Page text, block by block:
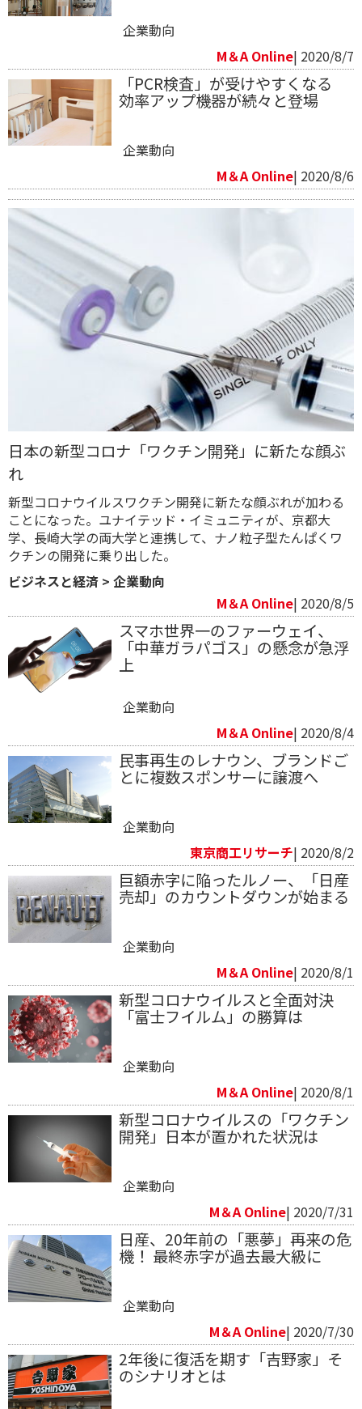
企業動向
M＆A Online| 2020/8/7
「PCR検査」が受けやすくなる
効率アップ機器が続々と登場
企業動向
M＆A Online| 2020/8/6
日本の新型コロナ「ワクチン開発」に新たな顔ぶ
れ
新型コロナウイルスワクチン開発に新たな顔ぶれが加わる
ことになった。ユナイテッド・イミュニティが、京都大
学、長崎大学の両大学と連携して、ナノ粒子型たんぱくワ
クチンの開発に乗り出した。
ビジネスと経済 > 企業動向
M＆A Online| 2020/8/5
スマホ世界一のファーウェイ、
「中華ガラパゴス」の懸念が急浮
上
企業動向
M＆A Online| 2020/8/4
民事再生のレナウン、ブランドご
とに複数スポンサーに譲渡へ
企業動向
東京商工リサーチ| 2020/8/2
巨額赤字に陥ったルノー、「日産
売却」のカウントダウンが始まる
企業動向
M＆A Online| 2020/8/1
新型コロナウイルスと全面対決
「富士フイルム」の勝算は
企業動向
M＆A Online| 2020/8/1
新型コロナウイルスの「ワクチン
開発」日本が置かれた状況は
企業動向
M＆A Online| 2020/7/31
日産、20年前の「悪夢」再来の危
機！ 最終赤字が過去最大級に
企業動向
M＆A Online| 2020/7/30
2年後に復活を期す「吉野家」そ
のシナリオとは